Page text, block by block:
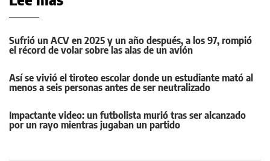
Sufrió un ACV en 2025 y un año después, a los 97, rompió
el récord de volar sobre las alas de un avión
Así se vivió el tiroteo escolar donde un estudiante mató al
menos a seis personas antes de ser neutralizado
Impactante video: un futbolista murió tras ser alcanzado
por un rayo mientras jugaban un partido